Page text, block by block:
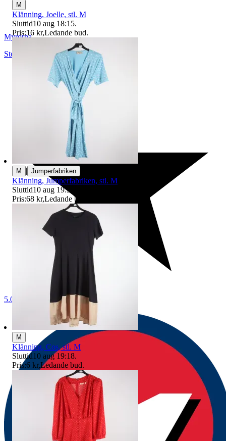
Myrorna
Stockholm
Sverige
5.0
M
Klänning, Joelle, stl. M
Sluttid10 aug 18:15.
Pris:16 kr,Ledande bud.
M | Jumperfabriken
Klänning, Jumperfabriken, stl. M
Sluttid10 aug 19:57
Pris:68 kr,Ledande bud
M
Klänning, Cos, stl. M
Sluttid10 aug 19:18.
Pris:6 kr,Ledande bud.